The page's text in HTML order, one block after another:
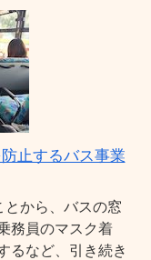
止するバス事業
から、バスの窓
務員のマスク着
るなど、引き続き